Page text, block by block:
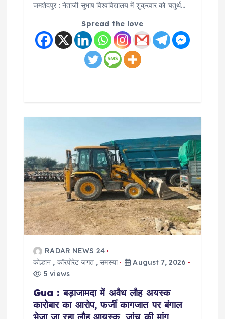
जमशेदपुर : नेताजी सुभाष विश्वविद्यालय में शुक्रवार को चतुर्थ…
Spread the love
RADAR NEWS 24
कोल्हान , कॉरपोरेट जगत,समस्या
August 7, 2026
5 views
Gua : बड़ाजामदा में अवैध लौह अयस्क
कारोबार का आरोप, फर्जी कागजात पर बंगाल